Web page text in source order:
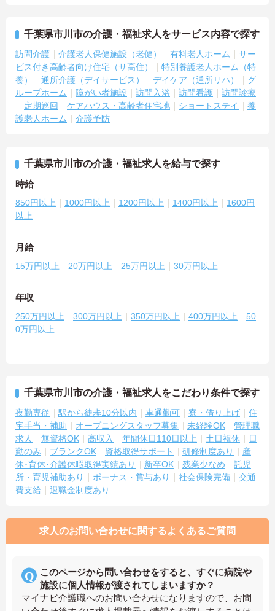
千葉県市川市の介護・福祉求人をサービス内容で探す
訪問介護 介護老人保健施設（老健） 有料老人ホーム
サー
ビス付き高齢者向け住宅（サ高住）
特別養護老人ホーム（特
養）
通所介護（デイサービス） デイケア（通所リハ）
グ
ループホーム
障がい者施設 訪問入浴 訪問看護
訪問診療
定期巡回
ケアハウス・高齢者住宅地 ショートステイ
養
護老人ホーム
介護予防
千葉県市川市の介護・福祉求人を給与で探す
時給
850円以上 1000円以上 1200円以上 1400円以上
1600円
以上
月給
15万円以上 20万円以上 25万円以上 30万円以上
年収
250万円以上 300万円以上 350万円以上 400万円以上
50
0万円以上
千葉県市川市の介護・福祉求人をこだわり条件で探す
夜勤専従 駅から徒歩10分以内 車通勤可 寮・借り上げ
住
宅手当・補助
オープニングスタッフ募集 未経験OK
管理職
求人
無資格OK 高収入 年間休日110日以上 土日祝休
日
勤のみ
ブランクOK 資格取得サポート 研修制度あり
産
休･育休･介護休暇取得実績あり
新卒OK 残業少なめ
託児
所・育児補助あり
ボーナス・賞与あり 社会保険完備
交通
費支給
退職金制度あり
求人のお問い合わせに関するよくあるご質問
このページから問い合わせをすると、すぐに病院や
施設に個人情報が渡されてしまいますか？
マイナビ介護職へのお問い合わせになりますので、お問